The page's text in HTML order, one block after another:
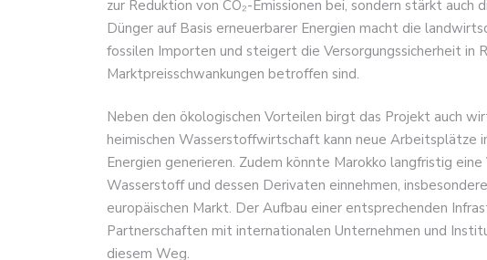
zur Reduktion von CO₂-Emissionen bei, sondern stärkt
Dünger auf Basis erneuerbarer Energien macht die
fossilen Importen und steigert die Versorgungssicherheit in
Marktpreisschwankungen betroffen sind.
Neben den ökologischen Vorteilen birgt das Projekt auch
heimischen Wasserstoffwirtschaft kann neue Arbeitsplätze
Energien generieren. Zudem könnte Marokko langfristig
Wasserstoff und dessen Derivaten einnehmen,
europäischen Markt. Der Aufbau einer entsprechenden
Partnerschaften mit internationalen Unternehmen und
diesem Weg.